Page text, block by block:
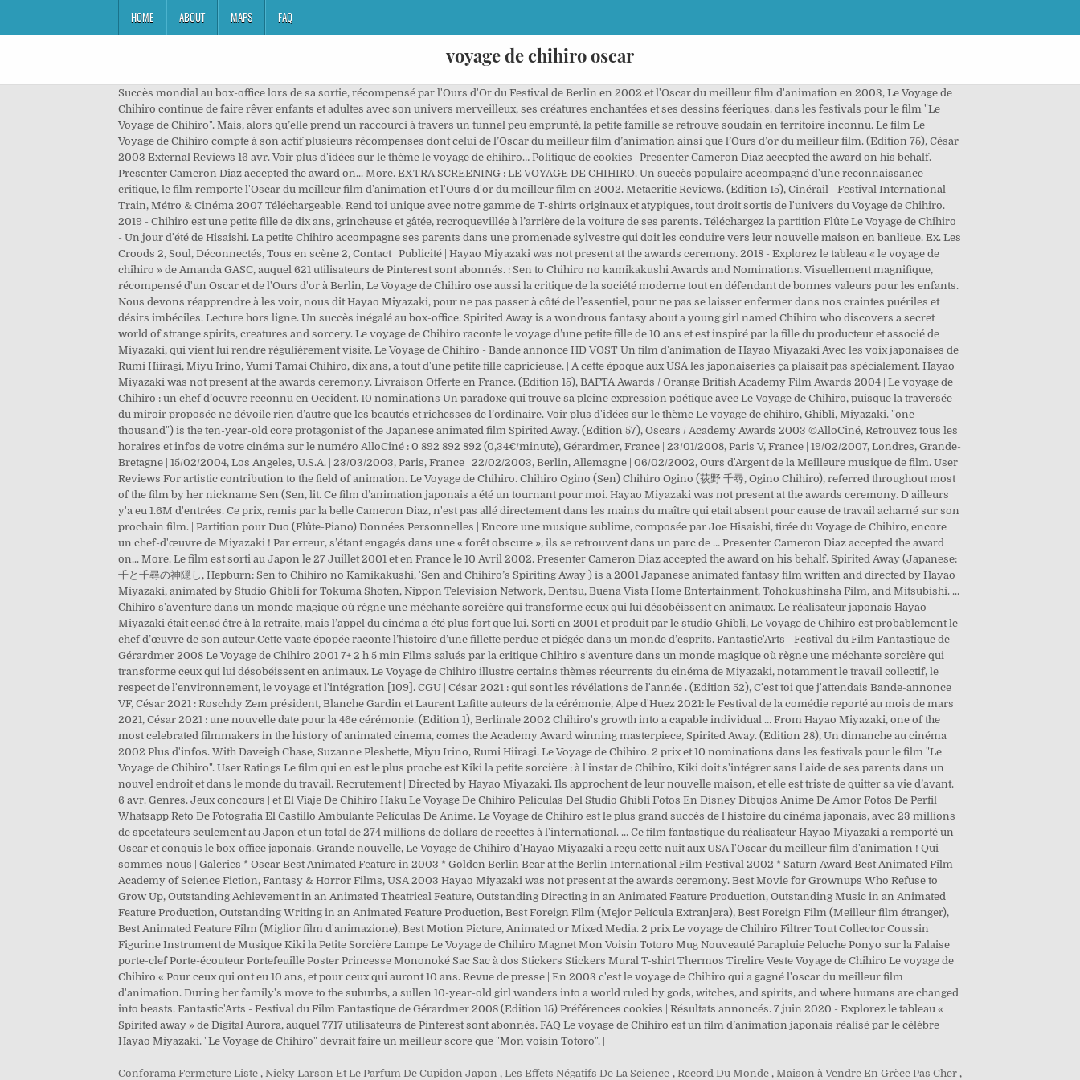
HOME ABOUT MAPS FAQ
voyage de chihiro oscar
Succès mondial au box-office lors de sa sortie, récompensé par l'Ours d'Or du Festival de Berlin en 2002 et l'Oscar du meilleur film d'animation en 2003, Le Voyage de Chihiro continue de faire rêver enfants et adultes avec son univers merveilleux, ses créatures enchantées et ses dessins féeriques. dans les festivals pour le film "Le Voyage de Chihiro". Mais, alors qu’elle prend un raccourci à travers un tunnel peu emprunté, la petite famille se retrouve soudain en territoire inconnu. Le film Le Voyage de Chihiro compte à son actif plusieurs récompenses dont celui de l’Oscar du meilleur film d’animation ainsi que l’Ours d’or du meilleur film. (Edition 75), César 2003 External Reviews 16 avr. Voir plus d'idées sur le thème le voyage de chihiro… Politique de cookies | Presenter Cameron Diaz accepted the award on his behalf. Presenter Cameron Diaz accepted the award on... More. EXTRA SCREENING : LE VOYAGE DE CHIHIRO. Un succès populaire accompagné d'une reconnaissance critique, le film remporte l'Oscar du meilleur film d'animation et l'Ours d'or du meilleur film en 2002. Metacritic Reviews. (Edition 15), Cinérail - Festival International Train, Métro & Cinéma 2007 Téléchargeable. Rend toi unique avec notre gamme de T-shirts originaux et atypiques, tout droit sortis de l'univers du Voyage de Chihiro. 2019 - Chihiro est une petite fille de dix ans, grincheuse et gâtée, recroquevillée à l’arrière de la voiture de ses parents. Téléchargez la partition Flûte Le Voyage de Chihiro - Un jour d'été de Hisaishi. La petite Chihiro accompagne ses parents dans une promenade sylvestre qui doit les conduire vers leur nouvelle maison en banlieue. Ex. Les Croods 2, Soul, Déconnectés, Tous en scène 2, Contact | Publicité | Hayao Miyazaki was not present at the awards ceremony. 2018 - Explorez le tableau « le voyage de chihiro » de Amanda GASC, auquel 621 utilisateurs de Pinterest sont abonnés. : Sen to Chihiro no kamikakushi Awards and Nominations. Visuellement magnifique, récompensé d'un Oscar et de l'Ours d'or à Berlin, Le Voyage de Chihiro ose aussi la critique de la société moderne tout en défendant de bonnes valeurs pour les enfants. Nous devons réapprendre à les voir, nous dit Hayao Miyazaki, pour ne pas passer à côté de l’essentiel, pour ne pas se laisser enfermer dans nos craintes puériles et désirs imbéciles. Lecture hors ligne. Un succès inégalé au box-office. Spirited Away is a wondrous fantasy about a young girl named Chihiro who discovers a secret world of strange spirits, creatures and sorcery. Le voyage de Chihiro raconte le voyage d’une petite fille de 10 ans et est inspiré par la fille du producteur et associé de Miyazaki, qui vient lui rendre régulièrement visite. Le Voyage de Chihiro - Bande annonce HD VOST Un film d'animation de Hayao Miyazaki Avec les voix japonaises de Rumi Hiiragi, Miyu Irino, Yumi Tamai Chihiro, dix ans, a tout d'une petite fille capricieuse. | A cette époque aux USA les japonaiseries ça plaisait pas spécialement. Hayao Miyazaki was not present at the awards ceremony. Livraison Offerte en France. (Edition 15), BAFTA Awards / Orange British Academy Film Awards 2004 | Le voyage de Chihiro : un chef d’oeuvre reconnu en Occident. 10 nominations Un paradoxe qui trouve sa pleine expression poétique avec Le Voyage de Chihiro, puisque la traversée du miroir proposée ne dévoile rien d’autre que les beautés et richesses de l’ordinaire. Voir plus d'idées sur le thème Le voyage de chihiro, Ghibli, Miyazaki. "one-thousand") is the ten-year-old core protagonist of the Japanese animated film Spirited Away. (Edition 57), Oscars / Academy Awards 2003 ©AlloCiné, Retrouvez tous les horaires et infos de votre cinéma sur le numéro AlloCiné : 0 892 892 892 (0,34€/minute), Gérardmer, France | 23/01/2008, Paris V, France | 19/02/2007, Londres, Grande-Bretagne | 15/02/2004, Los Angeles, U.S.A. | 23/03/2003, Paris, France | 22/02/2003, Berlin, Allemagne | 06/02/2002, Ours d'Argent de la Meilleure musique de film. User Reviews For artistic contribution to the field of animation. Le Voyage de Chihiro. Chihiro Ogino (Sen) Chihiro Ogino (荻野 千尋, Ogino Chihiro), referred throughout most of the film by her nickname Sen (Sen, lit. Ce film d’animation japonais a été un tournant pour moi. Hayao Miyazaki was not present at the awards ceremony. D'ailleurs y'a eu 1.6M d'entrées. Ce prix, remis par la belle Cameron Diaz, n'est pas allé directement dans les mains du maître qui etait absent pour cause de travail acharné sur son prochain film. | Partition pour Duo (Flûte-Piano) Données Personnelles | Encore une musique sublime, composée par Joe Hisaishi, tirée du Voyage de Chihiro, encore un chef-d'œuvre de Miyazaki ! Par erreur, s’étant engagés dans une « forêt obscure », ils se retrouvent dans un parc de … Presenter Cameron Diaz accepted the award on... More. Le film est sorti au Japon le 27 Juillet 2001 et en France le 10 Avril 2002. Presenter Cameron Diaz accepted the award on his behalf. Spirited Away (Japanese: 千と千尋の神隠し, Hepburn: Sen to Chihiro no Kamikakushi, 'Sen and Chihiro’s Spiriting Away') is a 2001 Japanese animated fantasy film written and directed by Hayao Miyazaki, animated by Studio Ghibli for Tokuma Shoten, Nippon Television Network, Dentsu, Buena Vista Home Entertainment, Tohokushinsha Film, and Mitsubishi. ... Chihiro s'aventure dans un monde magique où règne une méchante sorcière qui transforme ceux qui lui désobéissent en animaux. Le réalisateur japonais Hayao Miyazaki était censé être à la retraite, mais l’appel du cinéma a été plus fort que lui. Sorti en 2001 et produit par le studio Ghibli, Le Voyage de Chihiro est probablement le chef d’œuvre de son auteur.Cette vaste épopée raconte l’histoire d’une fillette perdue et piégée dans un monde d’esprits. Fantastic'Arts - Festival du Film Fantastique de Gérardmer 2008 Le Voyage de Chihiro 2001 7+ 2 h 5 min Films salués par la critique Chihiro s'aventure dans un monde magique où règne une méchante sorcière qui transforme ceux qui lui désobéissent en animaux. Le Voyage de Chihiro illustre certains thèmes récurrents du cinéma de Miyazaki, notamment le travail collectif, le respect de l'environnement, le voyage et l'intégration [109]. CGU | César 2021 : qui sont les révélations de l'année . (Edition 52), C'est toi que j'attendais Bande-annonce VF, César 2021 : Roschdy Zem président, Blanche Gardin et Laurent Lafitte auteurs de la cérémonie, Alpe d'Huez 2021: le Festival de la comédie reporté au mois de mars 2021, César 2021 : une nouvelle date pour la 46e cérémonie. (Edition 1), Berlinale 2002 Chihiro's growth into a capable individual … From Hayao Miyazaki, one of the most celebrated filmmakers in the history of animated cinema, comes the Academy Award winning masterpiece, Spirited Away. (Edition 28), Un dimanche au cinéma 2002 Plus d'infos. With Daveigh Chase, Suzanne Pleshette, Miyu Irino, Rumi Hiiragi. Le Voyage de Chihiro. 2 prix et 10 nominations dans les festivals pour le film "Le Voyage de Chihiro". User Ratings Le film qui en est le plus proche est Kiki la petite sorcière : à l'instar de Chihiro, Kiki doit s'intégrer sans l'aide de ses parents dans un nouvel endroit et dans le monde du travail. Recrutement | Directed by Hayao Miyazaki. Ils approchent de leur nouvelle maison, et elle est triste de quitter sa vie d’avant. 6 avr. Genres. Jeux concours | et El Viaje De Chihiro Haku Le Voyage De Chihiro Peliculas Del Studio Ghibli Fotos En Disney Dibujos Anime De Amor Fotos De Perfil Whatsapp Reto De Fotografia El Castillo Ambulante Películas De Anime. Le Voyage de Chihiro est le plus grand succès de l'histoire du cinéma japonais, avec 23 millions de spectateurs seulement au Japon et un total de 274 millions de dollars de recettes à l'international. ... Ce film fantastique du réalisateur Hayao Miyazaki a remporté un Oscar et conquis le box-office japonais. Grande nouvelle, Le Voyage de Chihiro d'Hayao Miyazaki a reçu cette nuit aux USA l'Oscar du meilleur film d'animation ! Qui sommes-nous | Galeries * Oscar Best Animated Feature in 2003 * Golden Berlin Bear at the Berlin International Film Festival 2002 * Saturn Award Best Animated Film Academy of Science Fiction, Fantasy & Horror Films, USA 2003 Hayao Miyazaki was not present at the awards ceremony. Best Movie for Grownups Who Refuse to Grow Up, Outstanding Achievement in an Animated Theatrical Feature, Outstanding Directing in an Animated Feature Production, Outstanding Music in an Animated Feature Production, Outstanding Writing in an Animated Feature Production, Best Foreign Film (Mejor Película Extranjera), Best Foreign Film (Meilleur film étranger), Best Animated Feature Film (Miglior film d'animazione), Best Motion Picture, Animated or Mixed Media. 2 prix Le voyage de Chihiro Filtrer Tout Collector Coussin Figurine Instrument de Musique Kiki la Petite Sorcière Lampe Le Voyage de Chihiro Magnet Mon Voisin Totoro Mug Nouveauté Parapluie Peluche Ponyo sur la Falaise porte-clef Porte-écouteur Portefeuille Poster Princesse Mononoké Sac Sac à dos Stickers Stickers Mural T-shirt Thermos Tirelire Veste Voyage de Chihiro Le voyage de Chihiro « Pour ceux qui ont eu 10 ans, et pour ceux qui auront 10 ans. Revue de presse | En 2003 c'est le voyage de Chihiro qui a gagné l'oscar du meilleur film d'animation. During her family's move to the suburbs, a sullen 10-year-old girl wanders into a world
Conforama Fermeture Liste , Nicky Larson Et Le Parfum De Cupidon Japon , Les Effets Négatifs De La Science , Record Du Monde , Maison à Vendre En Grèce Pas Cher ,